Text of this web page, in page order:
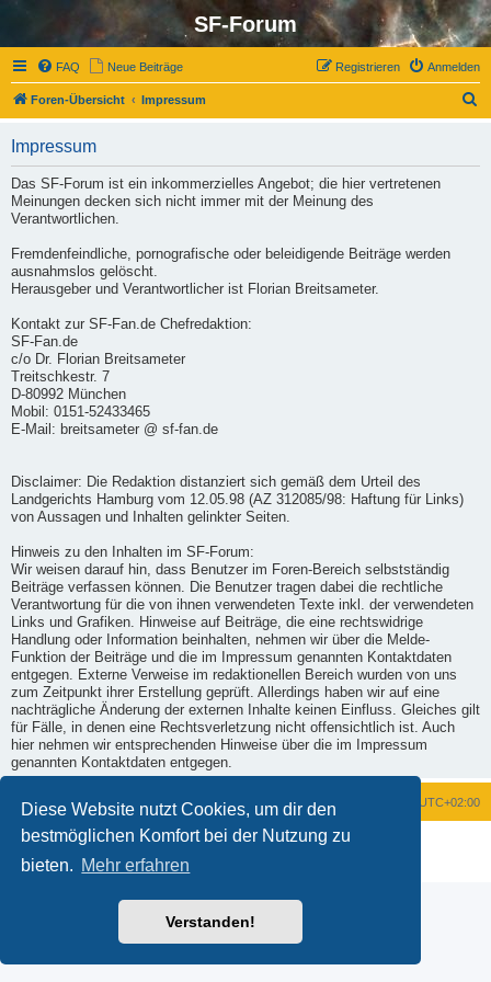
Diese Website nutzt Cookies, um dir den
bestmöglichen Komfort bei der Nutzung zu
bieten. Mehr erfahren
Verstanden!
SF-Forum
FAQ Neue Beiträge Anmelden
Registrieren
Foren-Übersicht Impressum
Impressum
Das SF-Forum ist ein inkommerzielles Angebot; die hier vertretenen
Meinungen decken sich nicht immer mit der Meinung des
Verantwortlichen.
Fremdenfeindliche, pornografische oder beleidigende Beiträge werden
ausnahmslos gelöscht.
Herausgeber und Verantwortlicher ist Florian Breitsameter.
Kontakt zur SF-Fan.de Chefredaktion:
SF-Fan.de
c/o Dr. Florian Breitsameter
Treitschkestr. 7
D-80992 München
Mobil: 0151-52433465
E-Mail: breitsameter @ sf-fan.de
Disclaimer: Die Redaktion distanziert sich gemäß dem Urteil des
Landgerichts Hamburg vom 12.05.98 (AZ 312085/98: Haftung für Links)
von Aussagen und Inhalten gelinkter Seiten.
Hinweis zu den Inhalten im SF-Forum:
Wir weisen darauf hin, dass Benutzer im Foren-Bereich selbstständig
Beiträge verfassen können. Die Benutzer tragen dabei die rechtliche
Verantwortung für die von ihnen verwendeten Texte inkl. der verwendeten
Links und Grafiken. Hinweise auf Beiträge, die eine rechtswidrige
Handlung oder Information beinhalten, nehmen wir über die Melde-
Funktion der Beiträge und die im Impressum genannten Kontaktdaten
entgegen. Externe Verweise im redaktionellen Bereich wurden von uns
zum Zeitpunkt ihrer Erstellung geprüft. Allerdings haben wir auf eine
nachträgliche Änderung der externen Inhalte keinen Einfluss. Gleiches gilt
für Fälle, in denen eine Rechtsverletzung nicht offensichtlich ist. Auch
hier nehmen wir entsprechenden Hinweise über die im Impressum
genannten Kontaktdaten entgegen.
Foren-Übersicht UTC+02:00
Powered byphpBB ® Forum Software © phpBB Limited
Datenschutz